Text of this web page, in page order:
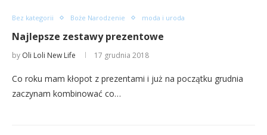
Bez kategorii Boże Narodzenie moda i uroda
Najlepsze zestawy prezentowe
by Oli Loli New Life 17 grudnia 2018
Co roku mam kłopot z prezentami i już na początku grudnia
zaczynam kombinować co…